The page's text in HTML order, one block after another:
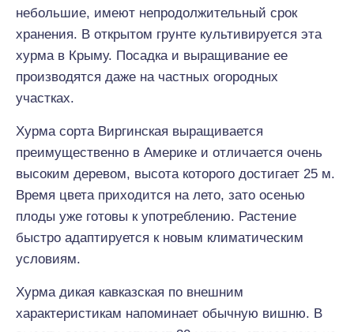
небольшие, имеют непродолжительный срок
хранения. В открытом грунте культивируется эта
хурма в Крыму. Посадка и выращивание ее
производятся даже на частных огородных
участках.
Хурма сорта Виргинская выращивается
преимущественно в Америке и отличается очень
высоким деревом, высота которого достигает 25 м.
Время цвета приходится на лето, зато осенью
плоды уже готовы к употреблению. Растение
быстро адаптируется к новым климатическим
условиям.
Хурма дикая кавказская по внешним
характеристикам напоминает обычную вишню. В